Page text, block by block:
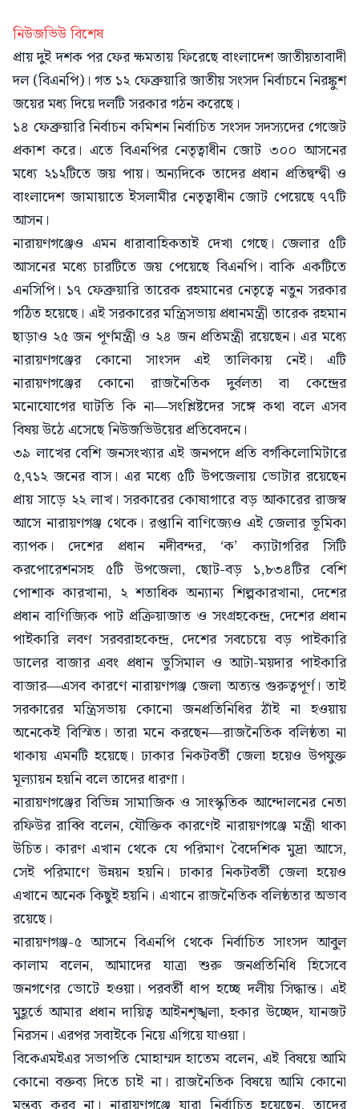
নিউজভিউ বিশেষ
প্রায় দুই দশক পর ফের ক্ষমতায় ফিরেছে বাংলাদেশ জাতীয়তাবাদী
দল (বিএনপি)। গত ১২ ফেব্রুয়ারি জাতীয় সংসদ নির্বাচনে নিরঙ্কুশ
জয়ের মধ্য দিয়ে দলটি সরকার গঠন করেছে।
১৪ ফেব্রুয়ারি নির্বাচন কমিশন নির্বাচিত সংসদ সদস্যদের গেজেট
প্রকাশ করে। এতে বিএনপির নেতৃত্বাধীন জোট ৩০০ আসনের
মধ্যে ২১২টিতে জয় পায়। অন্যদিকে তাদের প্রধান প্রতিদ্বন্দ্বী ও
বাংলাদেশ জামায়াতে ইসলামীর নেতৃত্বাধীন জোট পেয়েছে ৭৭টি
আসন।
নারায়ণগঞ্জেও এমন ধারাবাহিকতাই দেখা গেছে। জেলার ৫টি
আসনের মধ্যে চারটিতে জয় পেয়েছে বিএনপি। বাকি একটিতে
এনসিপি। ১৭ ফেব্রুয়ারি তারেক রহমানের নেতৃত্বে নতুন সরকার
গঠিত হয়েছে। এই সরকারের মন্ত্রিসভায় প্রধানমন্ত্রী তারেক রহমান
ছাড়াও ২৫ জন পূর্ণমন্ত্রী ও ২৪ জন প্রতিমন্ত্রী রয়েছেন। এর মধ্যে
নারায়ণগঞ্জের কোনো সাংসদ এই তালিকায় নেই। এটি
নারায়ণগঞ্জের কোনো রাজনৈতিক দুর্বলতা বা কেন্দ্রের
মনোযোগের ঘাটতি কি না—সংশ্লিষ্টদের সঙ্গে কথা বলে এসব
বিষয় উঠে এসেছে নিউজভিউয়ের প্রতিবেদনে।
৩৯ লাখের বেশি জনসংখ্যার এই জনপদে প্রতি বর্গকিলোমিটারে
৫,৭১২ জনের বাস। এর মধ্যে ৫টি উপজেলায় ভোটার রয়েছেন
প্রায় সাড়ে ২২ লাখ। সরকারের কোষাগারে বড় আকারের রাজস্ব
আসে নারায়ণগঞ্জ থেকে। রপ্তানি বাণিজ্যেও এই জেলার ভূমিকা
ব্যাপক। দেশের প্রধান নদীবন্দর, ‘ক’ ক্যাটাগরির সিটি
করপোরেশনসহ ৫টি উপজেলা, ছোট-বড় ১,৮৩৪টির বেশি
পোশাক কারখানা, ২ শতাধিক অন্যান্য শিল্পকারখানা, দেশের
প্রধান বাণিজ্যিক পাট প্রক্রিয়াজাত ও সংগ্রহকেন্দ্র, দেশের প্রধান
পাইকারি লবণ সরবরাহকেন্দ্র, দেশের সবচেয়ে বড় পাইকারি
ডালের বাজার এবং প্রধান ভুসিমাল ও আটা-ময়দার পাইকারি
বাজার—এসব কারণে নারায়ণগঞ্জ জেলা অত্যন্ত গুরুত্বপূর্ণ। তাই
সরকারের মন্ত্রিসভায় কোনো জনপ্রতিনিধির ঠাঁই না হওয়ায়
অনেকেই বিস্মিত। তারা মনে করছেন—রাজনৈতিক বলিষ্ঠতা না
থাকায় এমনটি হয়েছে। ঢাকার নিকটবর্তী জেলা হয়েও উপযুক্ত
মূল্যায়ন হয়নি বলে তাদের ধারণা।
নারায়ণগঞ্জের বিভিন্ন সামাজিক ও সাংস্কৃতিক আন্দোলনের নেতা
রফিউর রাব্বি বলেন, যৌক্তিক কারণেই নারায়ণগঞ্জে মন্ত্রী থাকা
উচিত। কারণ এখান থেকে যে পরিমাণ বৈদেশিক মুদ্রা আসে,
সেই পরিমাণে উন্নয়ন হয়নি। ঢাকার নিকটবর্তী জেলা হয়েও
এখানে অনেক কিছুই হয়নি। এখানে রাজনৈতিক বলিষ্ঠতার অভাব
রয়েছে।
নারায়ণগঞ্জ-৫ আসনে বিএনপি থেকে নির্বাচিত সাংসদ আবুল
কালাম বলেন, আমাদের যাত্রা শুরু জনপ্রতিনিধি হিসেবে
জনগণের ভোটে হওয়া। পরবর্তী ধাপ হচ্ছে দলীয় সিদ্ধান্ত। এই
মুহূর্তে আমার প্রধান দায়িত্ব আইনশৃঙ্খলা, হকার উচ্ছেদ, যানজট
নিরসন। এরপর সবাইকে নিয়ে এগিয়ে যাওয়া।
বিকেএমইএর সভাপতি মোহাম্মদ হাতেম বলেন, এই বিষয়ে আমি
কোনো বক্তব্য দিতে চাই না। রাজনৈতিক বিষয়ে আমি কোনো